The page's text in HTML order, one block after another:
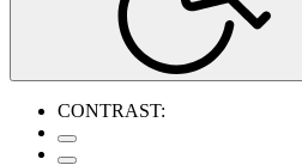
CONTRAST: